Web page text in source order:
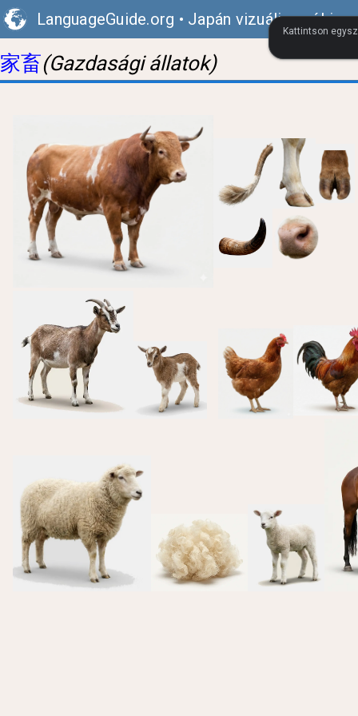
LanguageGuide.org • Japán vizuális szókincs
家畜(Gazdasági állatok)
Kattintson